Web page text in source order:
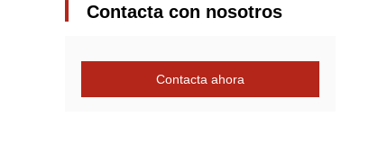
Contacta con nosotros
Contacta ahora